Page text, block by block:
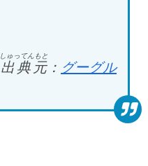
出典元
しゅってんもと
： グーグル